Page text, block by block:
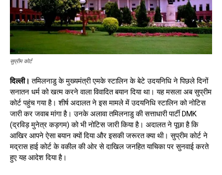
सुप्रीम कोर्ट
दिल्ली। तमिलनाडु के मुख्यमंत्री एमके स्टालिन के बेटे उदयनिधि ने पिछले दिनों
सनातन धर्म को खत्म करने वाला विवादित बयान दिया था। यह मसला अब सुप्रीम
कोर्ट पहुंच गया है। शीर्ष अदालत ने इस मामले में उदयनिधि स्टालिन को नोटिस
जारी कर जवाब मांगा है। उनके अलावा तमिलनाडु की सत्ताधारी पार्टी DMK
(द्रविड़ मुनेत्र कड़गम) को भी नोटिस जारी किया है। अदालत ने पूछा है कि
आखिर आपने ऐसा बयान क्यों दिया और इसकी जरूरत क्या थी। सुप्रीम कोर्ट ने
मद्रास हाई कोर्ट के वकील की ओर से दाखिल जनहित याचिका पर सुनवाई करते
हुए यह आदेश दिया है।